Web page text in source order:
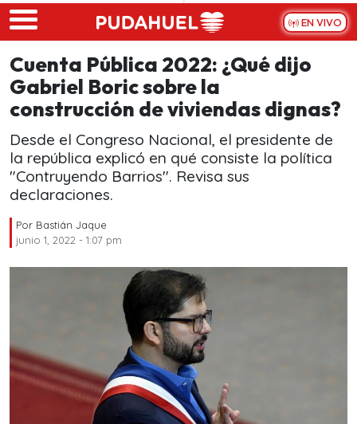
Skip to main content
EN VIVO
Cuenta Pública 2022: ¿Qué dijo
Gabriel Boric sobre la
construcción de viviendas dignas?
Desde el Congreso Nacional, el presidente de
la república explicó en qué consiste la política
"Contruyendo Barrios". Revisa sus
declaraciones.
Por Bastián Jaque
junio 1, 2022 - 1:07 pm